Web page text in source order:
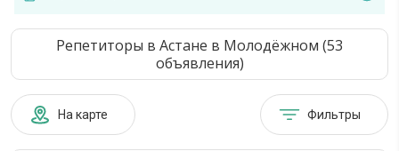
Репетиторы в Астане в Молодёжном (53
объявления)
На карте Фильтры